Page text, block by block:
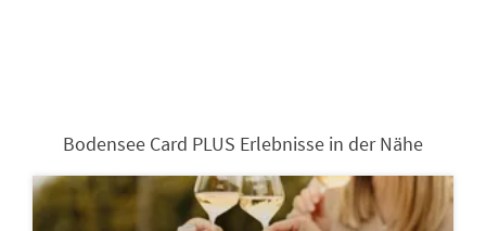
Bodensee Card PLUS Erlebnisse in der Nähe